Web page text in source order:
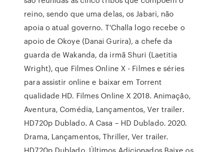
reino, sendo que uma delas, os Jabari, não
apoia o atual governo. T'Challa logo recebe o
apoio de Okoye (Danai Gurira), a chefe da
guarda de Wakanda, da irmã Shuri (Laetitia
Wright), que Filmes Online X - Filmes e séries
para assistir online e baixar em Torrent
qualidade HD. Filmes Online X 2018. Animação,
Aventura, Comédia, Lançamentos, Ver trailer.
HD720p Dublado. A Casa – HD Dublado. 2020.
Drama, Lançamentos, Thriller, Ver trailer.
HD720p Dublado. Últimos Adicionados Baixe os